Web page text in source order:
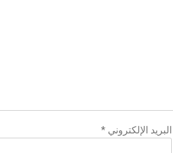
البريد الإلكتروني*